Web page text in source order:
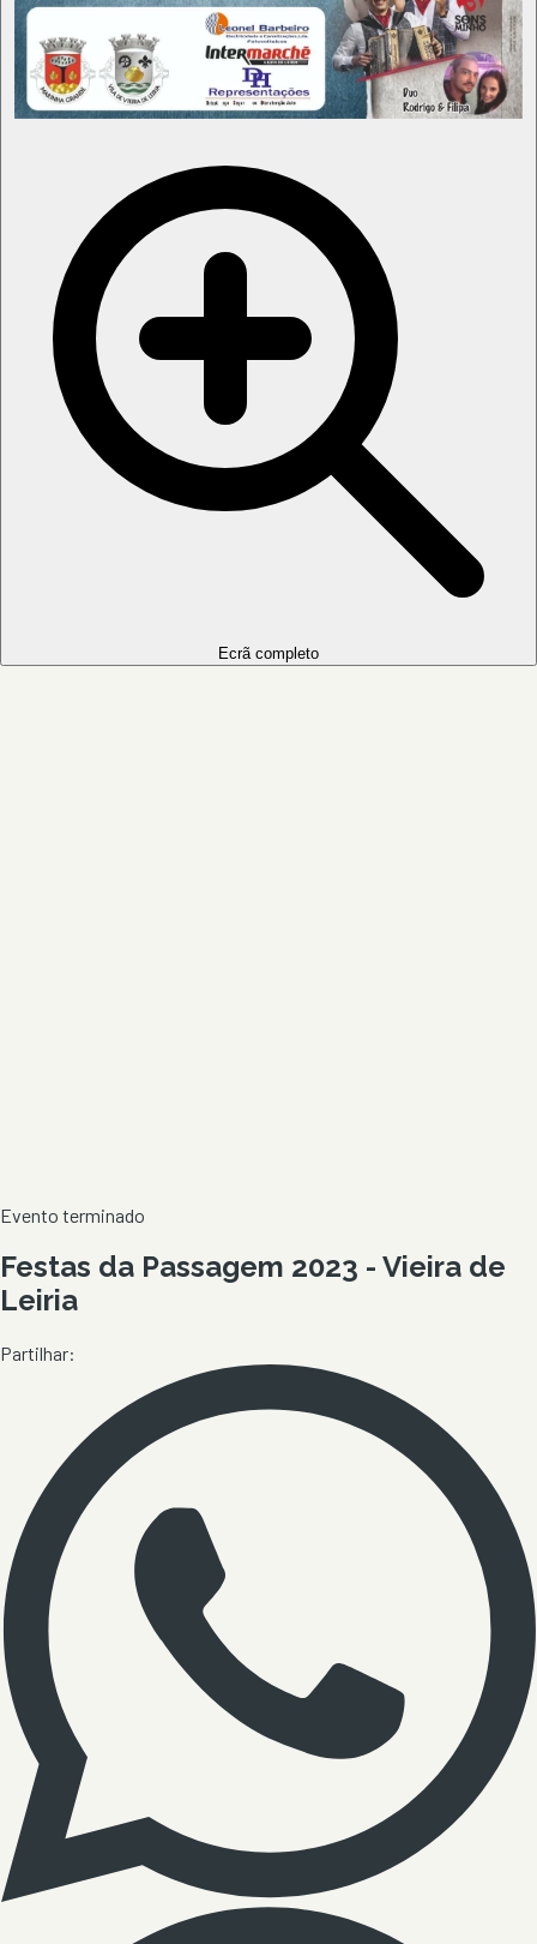
Ecrã completo
Evento terminado
Festas da Passagem 2023 - Vieira de
Leiria
Partilhar: